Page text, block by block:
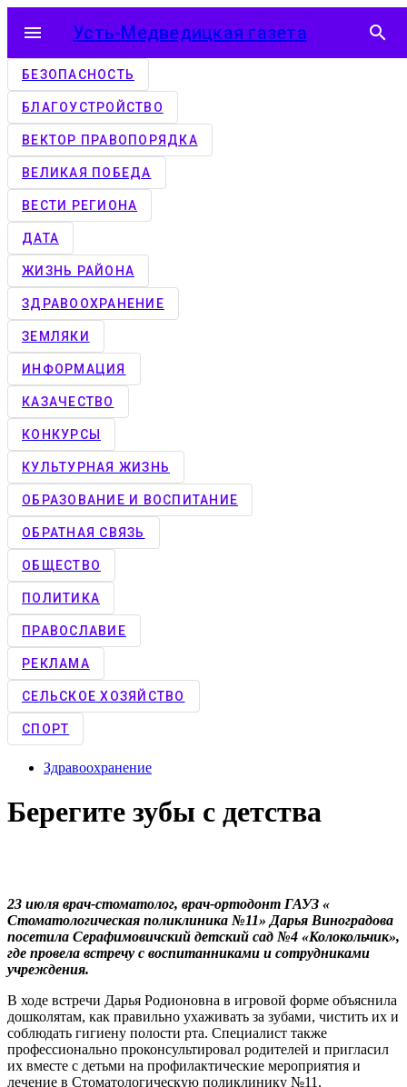
menu Усть-Медведицкая газета search
БЕЗОПАСНОСТЬ
БЛАГОУСТРОЙСТВО
ВЕКТОР ПРАВОПОРЯДКА
ВЕЛИКАЯ ПОБЕДА
ВЕСТИ РЕГИОНА
ДАТА
ЖИЗНЬ РАЙОНА
ЗДРАВООХРАНЕНИЕ
ЗЕМЛЯКИ
ИНФОРМАЦИЯ
КАЗАЧЕСТВО
КОНКУРCЫ
КУЛЬТУРНАЯ ЖИЗНЬ
ОБРАЗОВАНИЕ И ВОСПИТАНИЕ
ОБРАТНАЯ СВЯЗЬ
ОБЩЕСТВО
ПОЛИТИКА
ПРАВОСЛАВИЕ
РЕКЛАМА
СЕЛЬСКОЕ ХОЗЯЙСТВО
СПОРТ
Здравоохранение
Берегите зубы с детства
23 июля врач-стоматолог, врач-ортодонт ГАУЗ «
Стоматологическая поликлиника №11» Дарья Виноградова
посетила Серафимовичский детский сад №4 «Колокольчик»,
где провела встречу с воспитанниками и сотрудниками
учреждения.
В ходе встречи Дарья Родионовна в игровой форме объяснила
дошколятам, как правильно ухаживать за зубами, чистить их и
соблюдать гигиену полости рта. Специалист также
профессионально проконсультировал родителей и пригласил
их вместе с детьми на профилактические мероприятия и
лечение в Стоматологическую поликлинику №11.